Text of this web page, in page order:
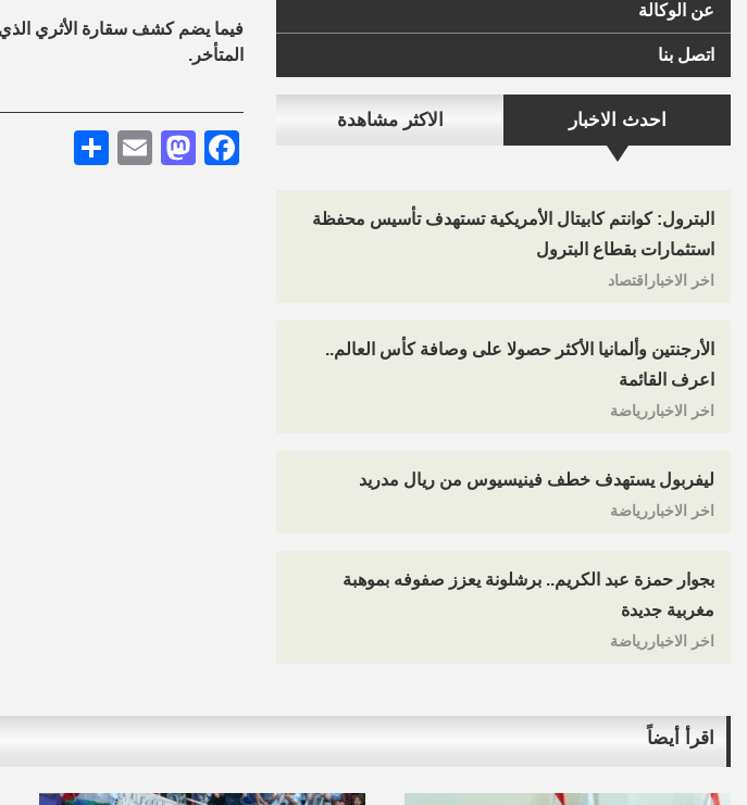
عن الوكالة
اتصل بنا
احدث الاخبار الاكثر مشاهدة
البترول: كوانتم كابيتال الأمريكية تستهدف تأسيس محفظة
استثمارات بقطاع البترول
اخر الاخباراقتصاد
الأرجنتين وألمانيا الأكثر حصولا على وصافة كأس العالم..
اعرف القائمة
اخر الاخباررياضة
ليفربول يستهدف خطف فينيسيوس من ريال مدريد
اخر الاخباررياضة
بجوار حمزة عبد الكريم.. برشلونة يعزز صفوفه بموهبة
مغربية جديدة
اخر الاخباررياضة
المتأخر.
Facebook
Mastodon
Email
اقرأ أيضاً